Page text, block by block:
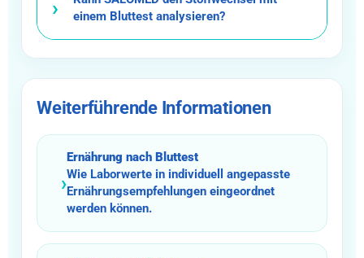
einem Bluttest analysieren?
Weiterführende Informationen
›
Ernährung nach Bluttest
Wie Laborwerte in individuell angepasste
Ernährungsempfehlungen eingeordnet
werden können.